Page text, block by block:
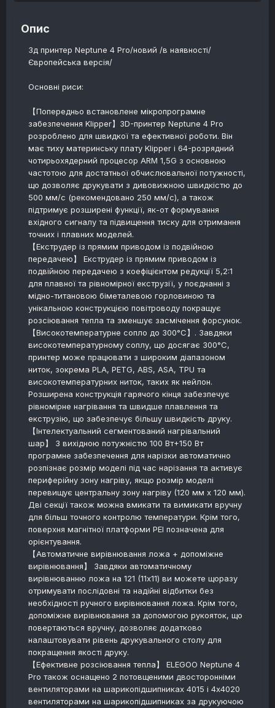
Опис
3д принтер Neptune 4 Pro/новий /в наявності/
Європейська версія/
Основні риси:
【Попередньо встановлене мікропрограмне
забезпечення Klipper】3D-принтер Neptune 4 Pro
розроблено для швидкої та ефективної роботи. Він
має тиху материнську плату Klipper і 64-розрядний
чотирьохядерний процесор ARM 1,5G з основною
частотою для достатньої обчислювальної потужності,
що дозволяє друкувати з дивовижною швидкістю до
500 мм/с (рекомендовано 250 мм/с), а також
підтримує розширені функції, як-от формування
вхідного сигналу та підвищення тиску для отримання
точних і плавних моделей.
【Екструдер із прямим приводом із подвійною
передачею】 Екструдер із прямим приводом із
подвійною передачею з коефіцієнтом редукції 5,2:1
для плавної та рівномірної екструзії, у поєднанні з
мідно-титановою біметалевою горловиною та
унікальною конструкцією повітроводу покращує
розсіювання тепла та зменшує засмічення форсунок.
【Високотемпературне сопло до 300°C】. Завдяки
високотемпературному соплу, що досягає 300°C,
принтер може працювати з широким діапазоном
ниток, зокрема PLA, PETG, ABS, ASA, TPU та
високотемпературних ниток, таких як нейлон.
Розширена конструкція гарячого кінця забезпечує
рівномірне нагрівання та швидше плавлення та
екструзію, що забезпечує більшу швидкість друку.
【Інтелектуальний сегментований нагрівальний
шар】 З вихідною потужністю 100 Вт+150 Вт
програмне забезпечення для нарізки автоматично
розпізнає розмір моделі під час нарізання та активує
периферійну зону нагріву, якщо розмір моделі
перевищує центральну зону нагріву (120 мм x 120 мм).
Дві секції також можна вмикати та вимикати вручну
для більш точного контролю температури. Крім того,
поверхня магнітної платформи PEI позначена для
орієнтування.
【Автоматичне вирівнювання ложа + допоміжне
вирівнювання】 Завдяки автоматичному
вирівнюванню ложа на 121 (11x11) ви можете щоразу
отримувати послідовні та надійні відбитки без
необхідності ручного вирівнювання ложа. Крім того,
допоміжне вирівнювання за допомогою рукояток, що
повертаються вручну, дозволяє додатково
налаштовувати рівень друкувального столу для
покращення якості друку.
【Ефективне розсіювання тепла】 ELEGOO Neptune 4
Pro також оснащено 2 потовщеними двосторонніми
вентиляторами на шарикопідшипниках 4015 і 4x4020
вентиляторами на шарикопідшипниках за друкуючою